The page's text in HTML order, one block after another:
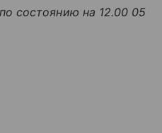
состоянию на 12.00 05